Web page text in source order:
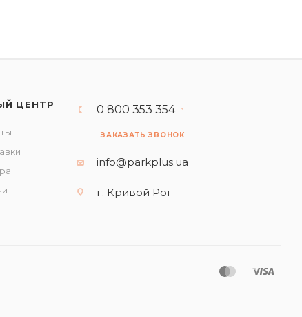
ЦЕНТР 0 800 353 354
ЗАКАЗАТЬ ЗВОНОК
info@parkplus.ua
г. Кривой Рог